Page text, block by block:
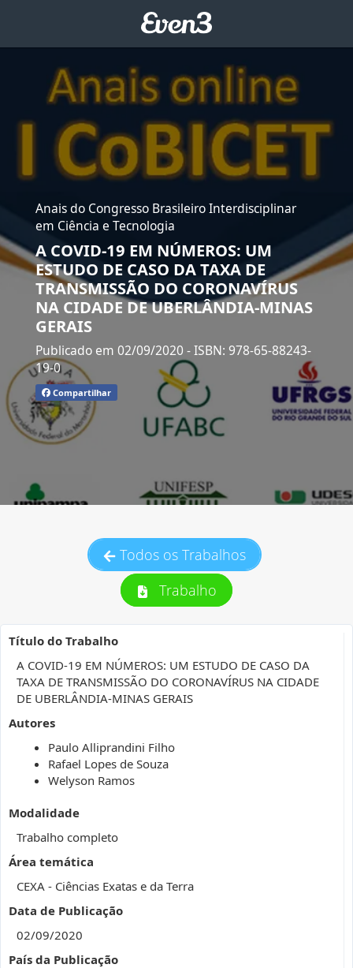
Anais do Congresso Brasileiro Interdisciplinar
em Ciência e Tecnologia
A COVID-19 EM NÚMEROS: UM
ESTUDO DE CASO DA TAXA DE
TRANSMISSÃO DO CORONAVÍRUS
NA CIDADE DE UBERLÂNDIA-MINAS
GERAIS
Publicado em 02/09/2020 - ISBN: 978-65-88243-
19-0
Compartilhar
Todos os Trabalhos
Trabalho
Título do Trabalho
A COVID-19 EM NÚMEROS: UM ESTUDO DE CASO DA
TAXA DE TRANSMISSÃO DO CORONAVÍRUS NA CIDADE
DE UBERLÂNDIA-MINAS GERAIS
Autores
Paulo Alliprandini Filho
Rafael Lopes de Souza
Welyson Ramos
Modalidade
Trabalho completo
Área temática
CEXA - Ciências Exatas e da Terra
Data de Publicação
02/09/2020
País da Publicação